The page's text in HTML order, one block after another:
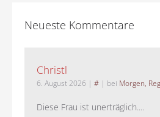
Neueste Kommentare
Christl
6. August 2026 | # | bei Morgen,
Diese Frau ist unerträglich....